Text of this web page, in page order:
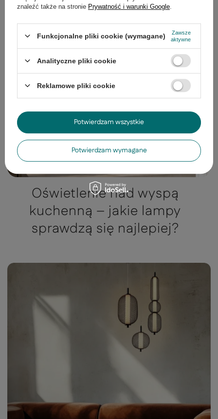
kuchennym?
Oświetlenie nad wyspą
kuchenną – jakie lampy
sprawdzą się najlepiej?
znaleźć także na stronie Prywatność i warunki Google
Funkcjonalne pliki cookie (wymagane)
Zawsze
aktywne
Analityczne pliki cookie
Reklamowe pliki cookie
Potwierdzam wymagane
Potwierdzam wszystkie